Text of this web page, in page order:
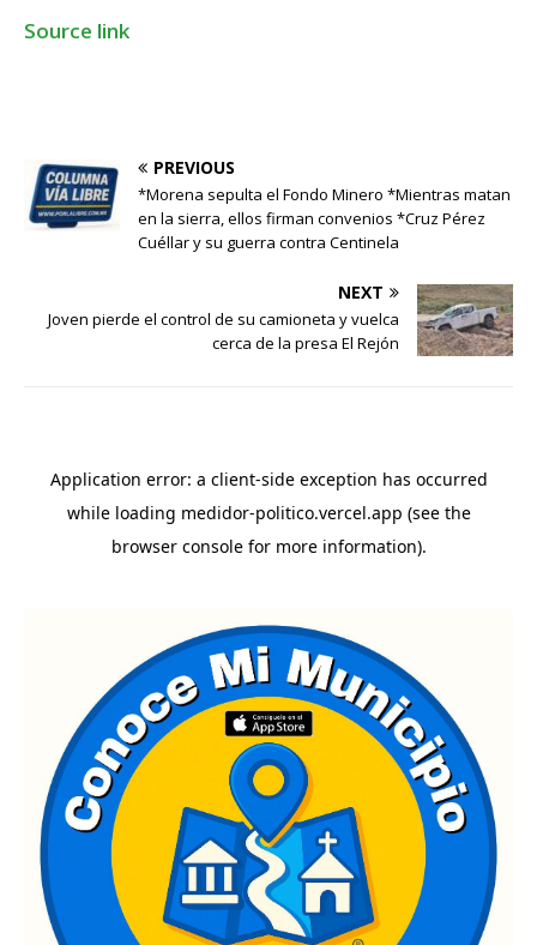
Source link
PREVIOUS
*Morena sepulta el Fondo Minero *Mientras matan
en la sierra, ellos firman convenios *Cruz Pérez
Cuéllar y su guerra contra Centinela
NEXT
Joven pierde el control de su camioneta y vuelca
cerca de la presa El Rejón